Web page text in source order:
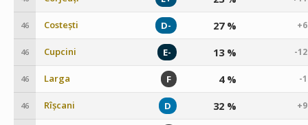
46 Costești D- 27 %
46 Cupcini E- 13 % -
46 Larga F 4 % -
46 Rîșcani D 32 %